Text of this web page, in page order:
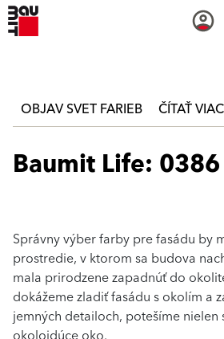
OBJAV SVET FARIEB ČÍTAŤ VIAC
Baumit Life: 0386
Správny výber farby pre fasádu by
prostredie, v ktorom sa budova
mala prirodzene zapadnúť do
dokážeme zladiť fasádu s okolím a
jemných detailoch, potešíme nielen